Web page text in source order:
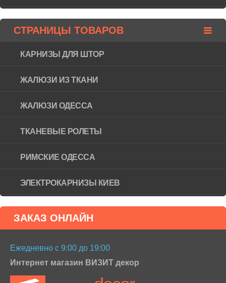
СТРАНИЦЫ ТОВАРОВ
КАРНИЗЫ ДЛЯ ШТОР
ЖАЛЮЗИ ИЗ ТКАНИ
ЖАЛЮЗИ ОДЕССА
ТКАНЕВЫЕ РОЛЕТЫ
РИМСКИЕ ОДЕССА
ЭЛЕКТРОКАРНИЗЫ КИЕВ
ЗАКАЗ ОНЛАЙН
Ежедневно с 9:00 до 19:00
Интернет магазин ВИЗИТ декор